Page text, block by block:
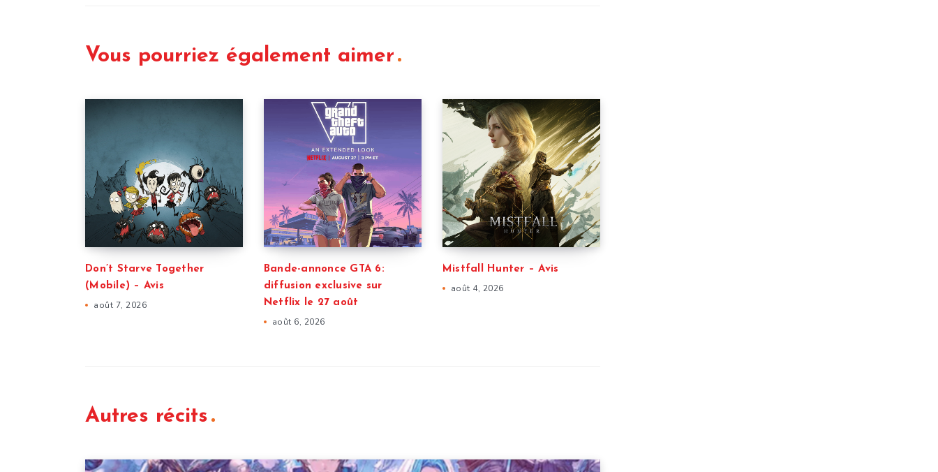
Vous pourriez également aimer
Don’t Starve Together
(Mobile) – Avis
août 7, 2026
Bande-annonce GTA 6:
diffusion exclusive sur
Netflix le 27 août
août 6, 2026
Mistfall Hunter – Avis
août 4, 2026
Autres récits